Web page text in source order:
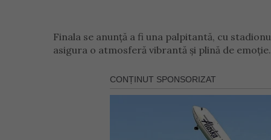
Finala se anunță a fi una palpitantă, cu
asigura o atmosferă vibrantă și plină de emoție.